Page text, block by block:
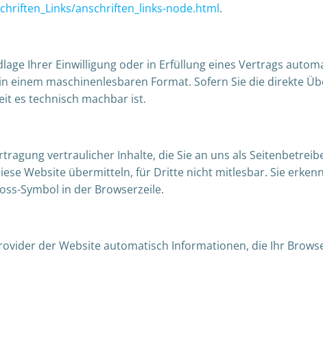
anschriften_links-node.html.
Ihrer Einwilligung oder in Erfüllung eines Vertrags
einem maschinenlesbaren Format. Sofern Sie die direkte
es technisch machbar ist.
vertraulicher Inhalte, die Sie an uns als
Website übermitteln, für Dritte nicht mitlesbar. Sie
Symbol in der Browserzeile.
der Website automatisch Informationen, die Ihr